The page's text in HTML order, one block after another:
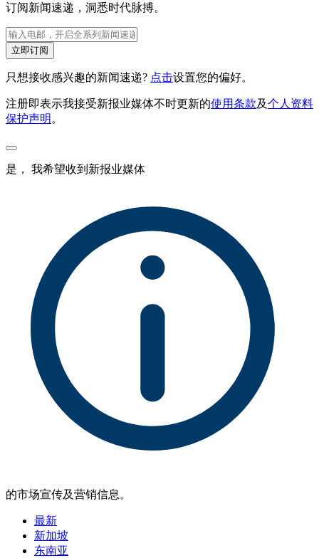
订阅新闻速递，洞悉时代脉搏。
立即订阅
只想接收感兴趣的新闻速递? 点击设置您的偏好。
注册即表示我接受新报业媒体不时更新的使用条款及个人资料
保护声明 。
是， 我希望收到新报业媒体
的市场宣传及营销信息。
最新
新加坡
东南亚